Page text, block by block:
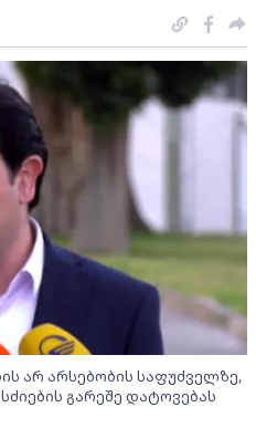
არ არსებობის საფუძველზე,
გარეშე დატოვებას